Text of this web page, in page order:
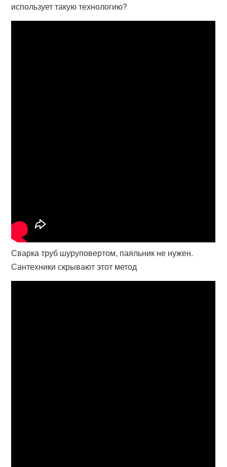
использует такую технологию?
Сварка труб шуруповертом, паяльник не нужен.
Сантехники скрывают этот метод